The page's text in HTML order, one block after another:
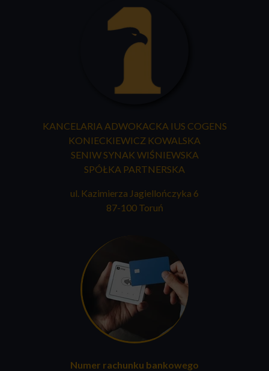
Numer rachunku bankowego
KANCELARIA ADWOKACKA IUS COGENS
KONIECKIEWICZ KOWALSKA
SENIW SYNAK WIŚNIEWSKA
SPÓŁKA PARTNERSKA
ul. Kazimierza Jagiellończyka 6
87-100 Toruń